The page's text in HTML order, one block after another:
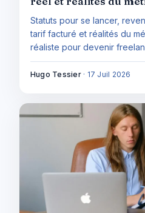
Statuts pour se lancer,
tarif facturé et réalités du
réaliste pour devenir
sans vendre la liberté ni la
Hugo Tessier · 17 Juil 2026